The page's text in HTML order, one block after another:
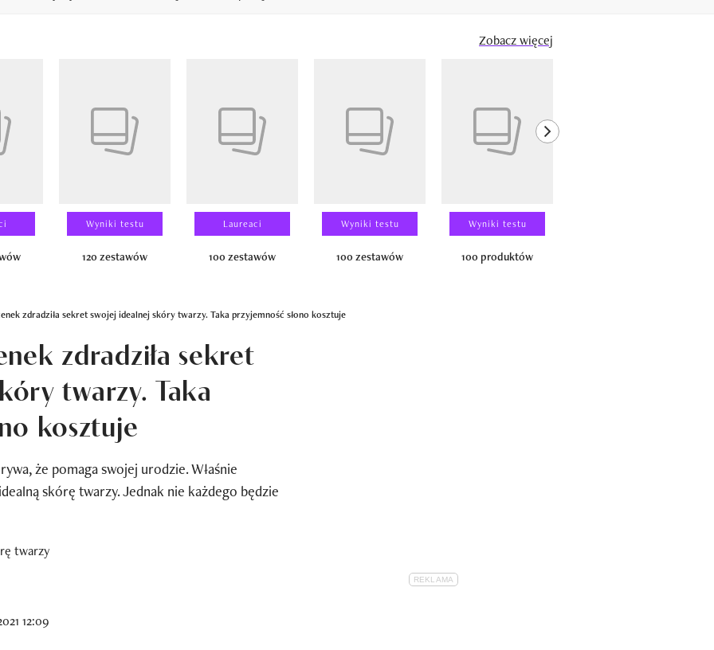
Zobacz więcej
Wyniki testu
120 zestawów
Laureaci
100 zestawów
Wyniki testu
100 zestawów
Wyniki testu
100 produktów
next element
zdradziła sekret swojej idealnej skóry twarzy. Taka przyjemność słono kosztuje
zdradziła sekret
twarzy. Taka
kosztuje
że pomaga swojej urodzie. Właśnie
skórę twarzy. Jednak nie każdego będzie
12:09